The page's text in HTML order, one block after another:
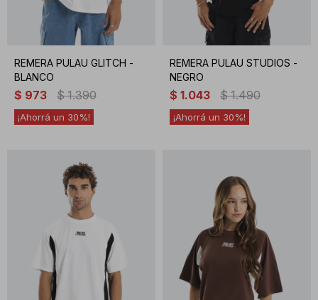
REMERA PULAU GLITCH -
BLANCO
$ 973 $ 1.390
30
REMERA PULAU STUDIOS -
NEGRO
$ 1.043 $ 1.490
30